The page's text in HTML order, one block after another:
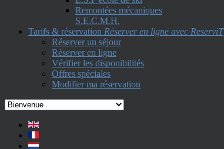
Remontées mécaniques
S.E.C.M.H.
Tarifs & réservation Réserver en ligne avec ReserviT
Réserver un séjour
Réserver en ligne
Vérifier les disponibilités
Offres spéciales
Modifier ma réservation